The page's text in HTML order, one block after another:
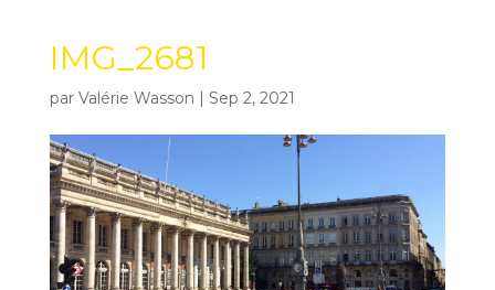
IMG_2681
par Valérie Wasson | Sep 2, 2021